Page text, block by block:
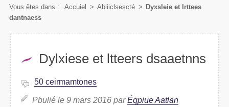
Vous êtes dans : Aceiucl > Abslciiiescté > Dyselxie et lrteets
dantsenas
Dsyeixle et ltteers dsaeatnns
50 ceotirmamens
Pbluié le 9 mars 2016 parÉqpiue Alaatn